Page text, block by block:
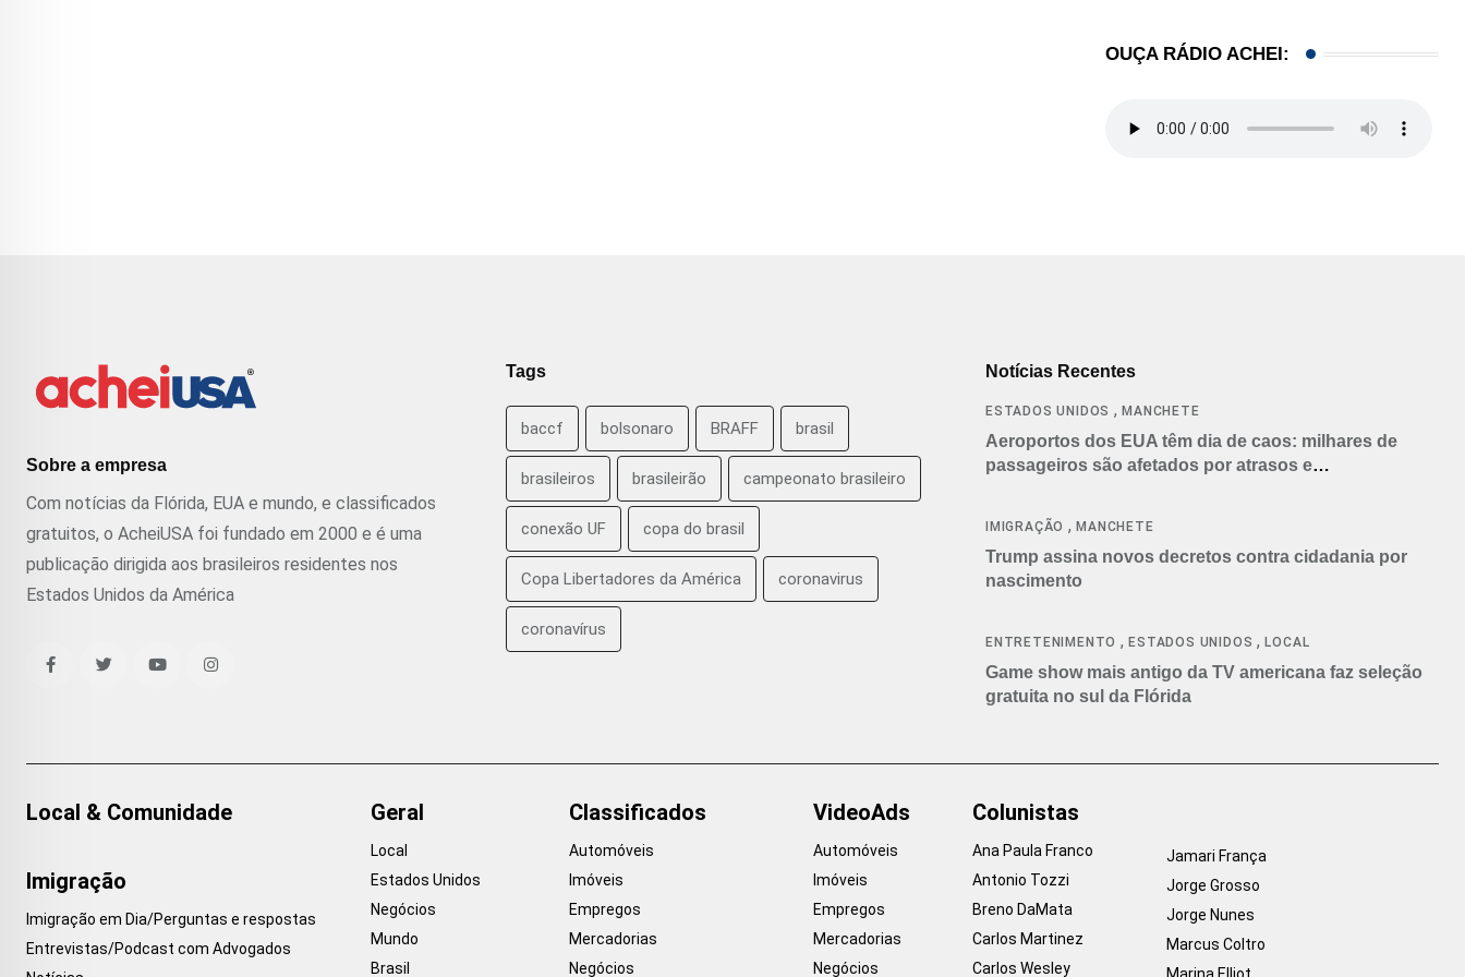
OUÇA RÁDIO ACHEI:
Sobre a empresa
Com notícias da Flórida, EUA e mundo, e classificados
gratuitos, o AcheiUSA foi fundado em 2000 e é uma
publicação dirigida aos brasileiros residentes nos
Estados Unidos da América
Tags
baccf bolsonaro BRAFF brasil
brasileiros brasileirão campeonato brasileiro
conexão UF copa do brasil
Copa Libertadores da América coronavirus
coronavírus
Notícias Recentes
ESTADOS UNIDOS ,MANCHETE
Aeroportos dos EUA têm dia de caos: milhares de
passageiros são afetados por atrasos e
IMIGRAÇÃO ,MANCHETE
Trump assina novos decretos contra cidadania por
nascimento
ENTRETENIMENTO ,ESTADOS UNIDOS ,LOCAL
Game show mais antigo da TV americana faz seleção
gratuita no sul da Flórida
Local & Comunidade
Imigração
Imigração em Dia/Perguntas e respostas
Entrevistas/Podcast com Advogados
Geral
Local
Estados Unidos
Negócios
Mundo
Brasil
Classificados
Automóveis
Imóveis
Empregos
Mercadorias
Negócios
VideoAds
Automóveis
Imóveis
Empregos
Mercadorias
Negócios
Colunistas
Ana Paula Franco
Antonio Tozzi
Breno DaMata
Carlos Martinez
Carlos Wesley
Jamari França
Jorge Grosso
Jorge Nunes
Marcus Coltro